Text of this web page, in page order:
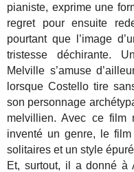
pianiste, exprime une
regret pour ensuite
pourtant que l’image
tristesse déchirante.
Melville s’amuse
lorsque Costello tire
son personnage
melvillien. Avec ce film
inventé un genre, le
solitaires et un style
Et, surtout, il a donné à